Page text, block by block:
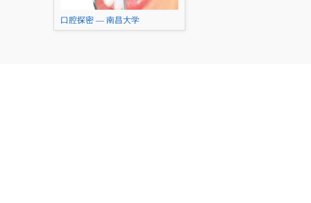
口腔探密 — 南昌大学